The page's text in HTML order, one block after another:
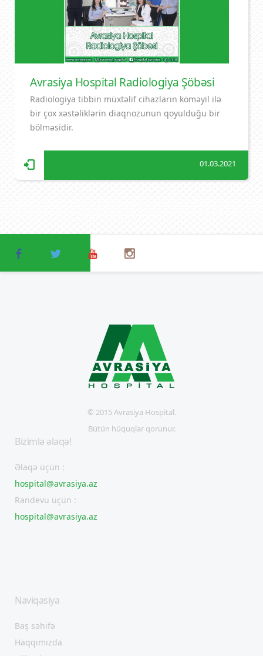
Avrasiya Hospital Radiologiya Şöbəsi
Radiologiya tibbin müxtəlif cihazların köməyil ilə
bir çox xəstəliklərin diaqnozunun qoyulduğu bir
bölməsidir.
01.03.2021
© 2015 Avrasiya Hospital.
Bütün hüquqlar qorunur.
Bizimlə əlaqə!
Əlaqə üçün :
hospital@avrasiya.az
Randevu üçün :
hospital@avrasiya.az
Naviqasiya
Baş səhifə
Haqqımızda